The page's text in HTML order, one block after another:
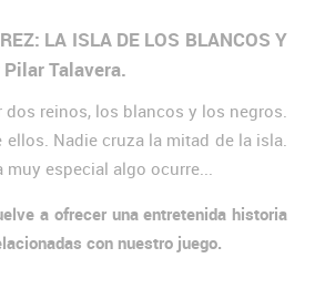
LA ISLA DE LOS BLANCOS Y
Pilar Talavera.
reinos, los blancos y los negros.
Nadie cruza la mitad de la isla.
especial algo ocurre...
a ofrecer una entretenida historia
con nuestro juego.